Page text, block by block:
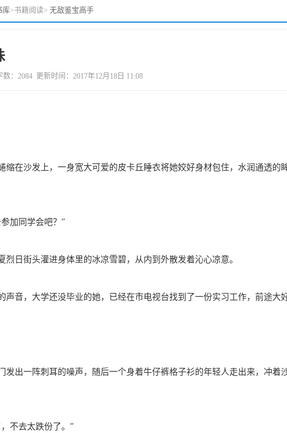
库>书籍阅读> 无敌鉴宝高手
：2084 更新时间：2017年12月18日 11:08
在沙发上，一身宽大可爱的皮卡丘睡衣将她姣好身材包住，水润通透的
加同学会吧？”
日街头灌进身体里的冰凉雪碧，从内到外散发着沁心凉意。
音，大学还没毕业的她，已经在市电视台找到了一份实习工作，前途大好
出一阵刺耳的噪声，随后一个身着牛仔裤格子衫的年轻人走出来，冲着
不去太跌份了。”